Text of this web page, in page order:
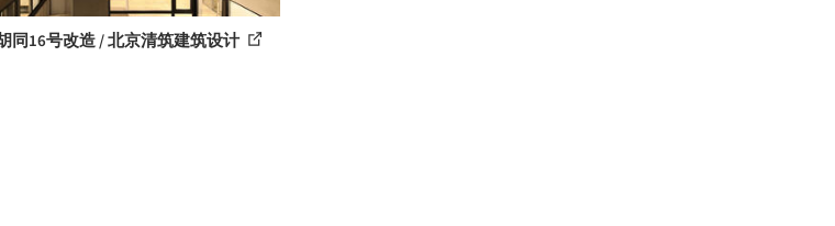
同16号改造 / 北京清筑建筑设计